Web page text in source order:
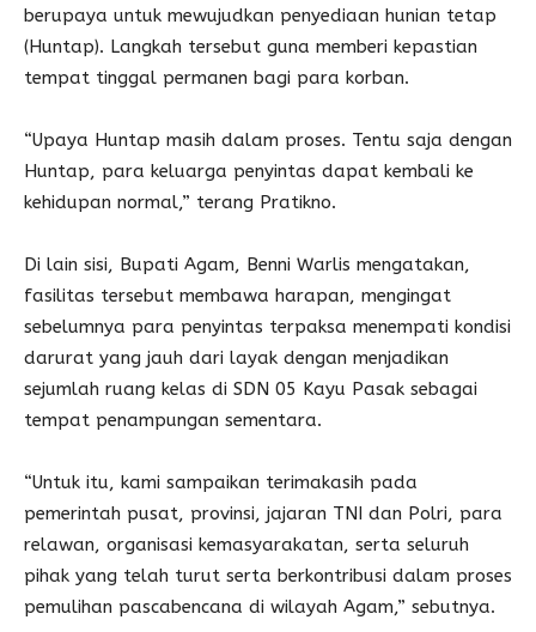
berupaya untuk mewujudkan penyediaan hunian tetap
(Huntap). Langkah tersebut guna memberi kepastian
tempat tinggal permanen bagi para korban.
“Upaya Huntap masih dalam proses. Tentu saja dengan
Huntap, para keluarga penyintas dapat kembali ke
kehidupan normal,” terang Pratikno.
Di lain sisi, Bupati Agam, Benni Warlis mengatakan,
fasilitas tersebut membawa harapan, mengingat
sebelumnya para penyintas terpaksa menempati kondisi
darurat yang jauh dari layak dengan menjadikan
sejumlah ruang kelas di SDN 05 Kayu Pasak sebagai
tempat penampungan sementara.
“Untuk itu, kami sampaikan terimakasih pada
pemerintah pusat, provinsi, jajaran TNI dan Polri, para
relawan, organisasi kemasyarakatan, serta seluruh
pihak yang telah turut serta berkontribusi dalam proses
pemulihan pascabencana di wilayah Agam,” sebutnya.